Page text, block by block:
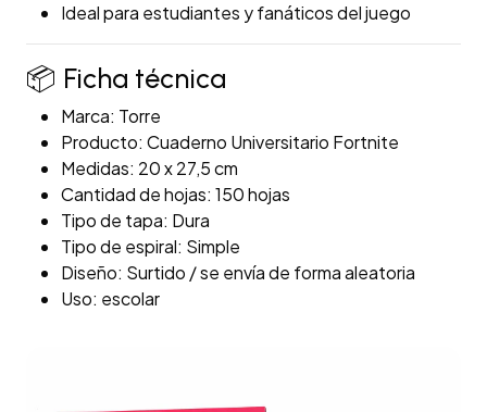
Ideal para estudiantes y fanáticos del juego
📦 Ficha técnica
Marca: Torre
Producto: Cuaderno Universitario Fortnite
Medidas: 20 x 27,5 cm
Cantidad de hojas: 150 hojas
Tipo de tapa: Dura
Tipo de espiral: Simple
Diseño: Surtido / se envía de forma aleatoria
Uso: escolar